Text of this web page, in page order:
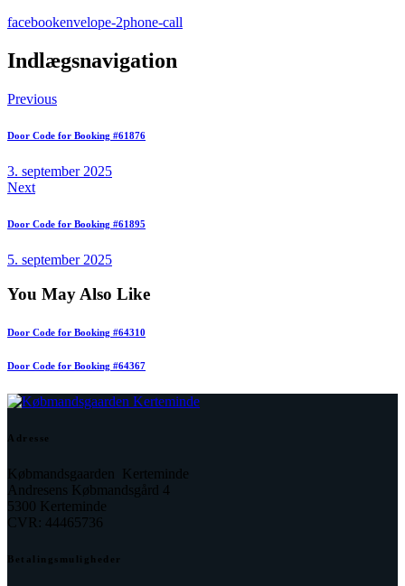
facebookenvelope-2phone-call
Indlægsnavigation
Previous
Door Code for Booking #61876
3. september 2025
Next
Door Code for Booking #61895
5. september 2025
You May Also Like
Door Code for Booking #64310
Door Code for Booking #64367
Adresse
Købmandsgaarden Kerteminde
Andresens Købmandsgård 4
5300 Kerteminde
CVR: 44465736
Betalingsmuligheder